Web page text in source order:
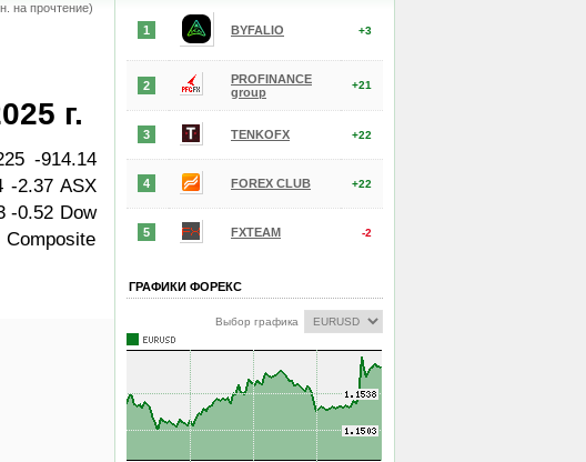
на прочтение)
г.
-914.14
-2.37 ASX
-0.52 Dow
1 BYFALIO +3
2
PROFINANCE
group
+21
3 TENKOFX +22
4 FOREX CLUB +22
5 FXTEAM -2
ГРАФИКИ ФОРЕКС
Выбор графика